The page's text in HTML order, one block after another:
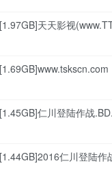
[1.97GB]天天影视
[1.69GB]www.tskscn.com
[1.45GB]仁川登陆作战
[1.44GB]2016仁川登陆作